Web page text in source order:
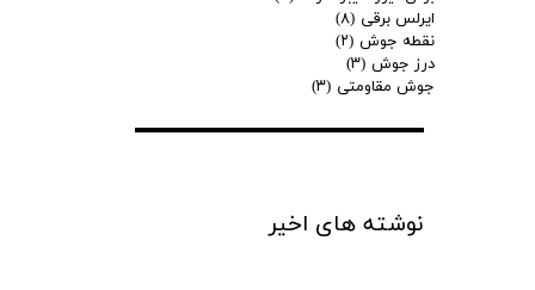
نوشته های اخیر
ایرلس برقی (۸)
نقطه جوش (۲)
درز جوش (۳)
جوش مقاومتی (۳)